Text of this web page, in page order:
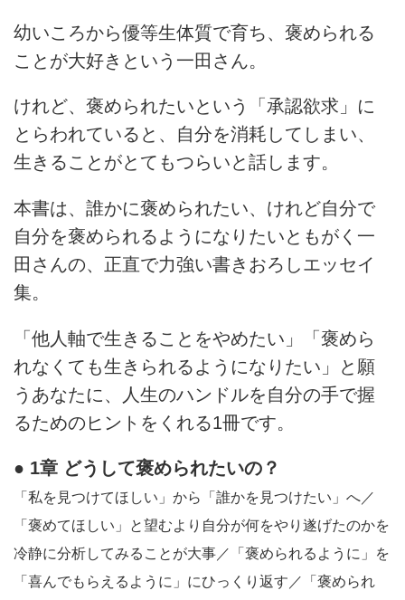
幼いころから優等生体質で育ち、褒められる
ことが大好きという一田さん。
けれど、褒められたいという「承認欲求」に
とらわれていると、自分を消耗してしまい、
生きることがとてもつらいと話します。
本書は、誰かに褒められたい、けれど自分で
自分を褒められるようになりたいともがく一
田さんの、正直で力強い書きおろしエッセイ
集。
「他人軸で生きることをやめたい」「褒めら
れなくても生きられるようになりたい」と願
うあなたに、人生のハンドルを自分の手で握
るためのヒントをくれる1冊です。
● 1章 どうして褒められたいの？
「私を見つけてほしい」から「誰かを見つけたい」へ／
「褒めてほしい」と望むより自分が何をやり遂げたのかを
冷静に分析してみることが大事／「褒められるように」を
「喜んでもらえるように」にひっくり返す／「褒められ